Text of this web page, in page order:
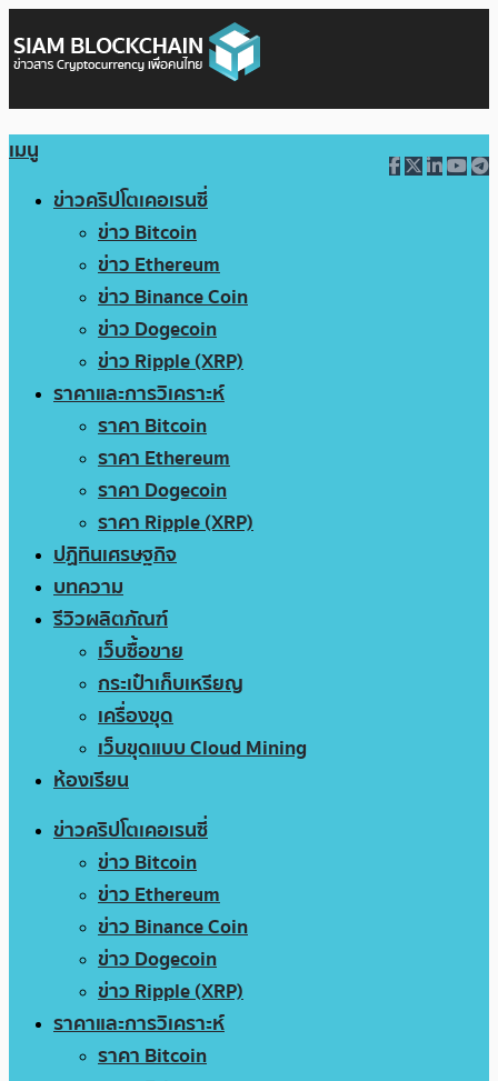
เมนู
ข่าวคริปโตเคอเรนซี่
ข่าว Bitcoin
ข่าว Ethereum
ข่าว Binance Coin
ข่าว Dogecoin
ข่าว Ripple (XRP)
ราคาและการวิเคราะห์
ราคา Bitcoin
ราคา Ethereum
ราคา Dogecoin
ราคา Ripple (XRP)
ปฏิทินเศรษฐกิจ
บทความ
รีวิวผลิตภัณฑ์
เว็บซื้อขาย
กระเป๋าเก็บเหรียญ
เครื่องขุด
เว็บขุดแบบ Cloud Mining
ห้องเรียน
ข่าวคริปโตเคอเรนซี่
ข่าว Bitcoin
ข่าว Ethereum
ข่าว Binance Coin
ข่าว Dogecoin
ข่าว Ripple (XRP)
ราคาและการวิเคราะห์
ราคา Bitcoin